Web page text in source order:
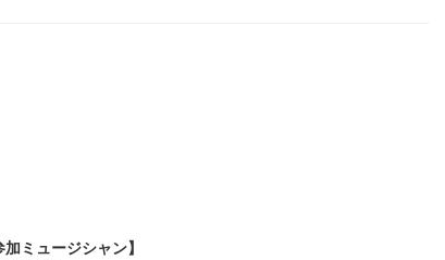
加ミュージシャン】